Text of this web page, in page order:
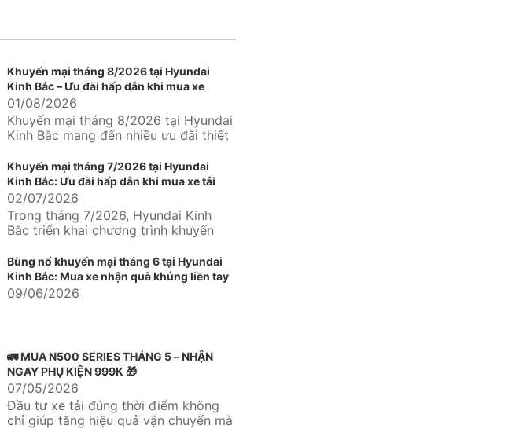
Khuyến mại tháng 8/2026 tại Hyundai
Kinh Bắc – Ưu đãi hấp dẫn khi mua xe
Hyundai
01/08/2026
Khuyến mại tháng 8/2026 tại Hyundai
Kinh Bắc mang đến nhiều ưu đãi thiết
Khuyến mại tháng 7/2026 tại Hyundai
Kinh Bắc: Ưu đãi hấp dẫn khi mua xe tải
Hyundai và Hyundai Solati
02/07/2026
Trong tháng 7/2026, Hyundai Kinh
Bắc triển khai chương trình khuyến
mại...
Bùng nổ khuyến mại tháng 6 tại Hyundai
Kinh Bắc: Mua xe nhận quà khủng liền tay
09/06/2026
🚛 MUA N500 SERIES THÁNG 5 – NHẬN
NGAY PHỤ KIỆN 999K 🎁
07/05/2026
Đầu tư xe tải đúng thời điểm không
chỉ giúp tăng hiệu quả vận chuyển mà